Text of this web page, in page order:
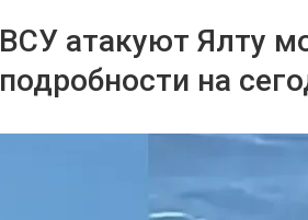
ВСУ атакуют Ялту
подробности на